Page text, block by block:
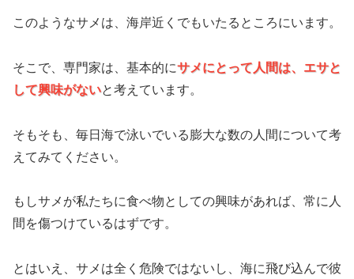
このようなサメは、海岸近くでもいたるところにいます。
そこで、専門家は、基本的にサメにとって人間は、エサと
して興味がないと考えています。
そもそも、毎日海で泳いでいる膨大な数の人間について考
えてみてください。
もしサメが私たちに食べ物としての興味があれば、常に人
間を傷つけているはずです。
とはいえ、サメは全く危険ではないし、海に飛び込んで彼